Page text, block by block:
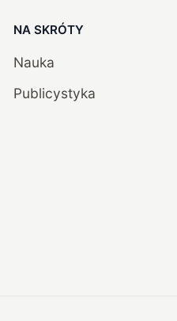
NA SKRÓTY
Nauka
Publicystyka